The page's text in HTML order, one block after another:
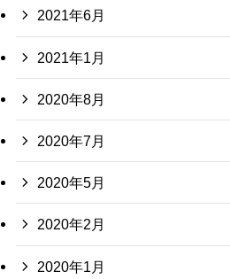
2021年6月
2021年1月
2020年8月
2020年7月
2020年5月
2020年2月
2020年1月